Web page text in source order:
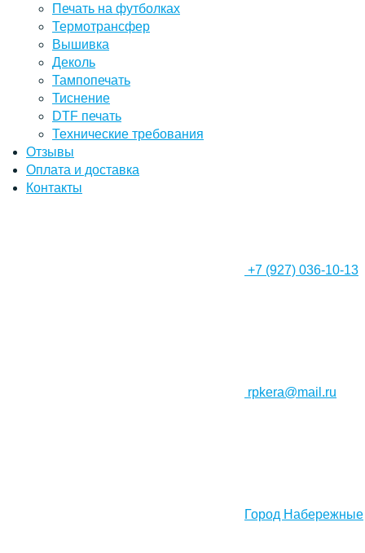
Печать на футболках
Термотрансфер
Вышивка
Деколь
Тампопечать
Тиснение
DTF печать
Технические требования
Отзывы
Оплата и доставка
Контакты
+7 (927) 036-10-13
rpkera@mail.ru
Город Набережные